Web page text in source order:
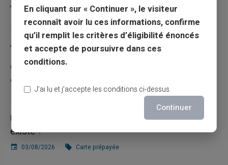
Escroquerie
Articles récents
Quelle est la différence entre un RIB et un IBAN
en France ?
10/08/2026 Carte prépayée
Une carte bancaire gratuite sans compte, ça
existe ?
03/08/2026 Carte prépayée
En cliquant sur « Continuer », le visiteur
reconnaît avoir lu ces informations, confirme
qu’il remplit les critères d’éligibilité énoncés
et accepte de poursuivre dans ces
conditions.
J’ai lu et j’accepte les conditions ci-dessus.
Continuer